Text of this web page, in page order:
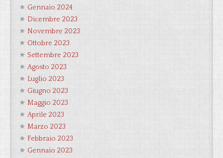
Gennaio 2024
Dicembre 2023
Novembre 2023
Ottobre 2023
Settembre 2023
Agosto 2023
Luglio 2023
Giugno 2023
Maggio 2023
Aprile 2023
Marzo 2023
Febbraio 2023
Gennaio 2023